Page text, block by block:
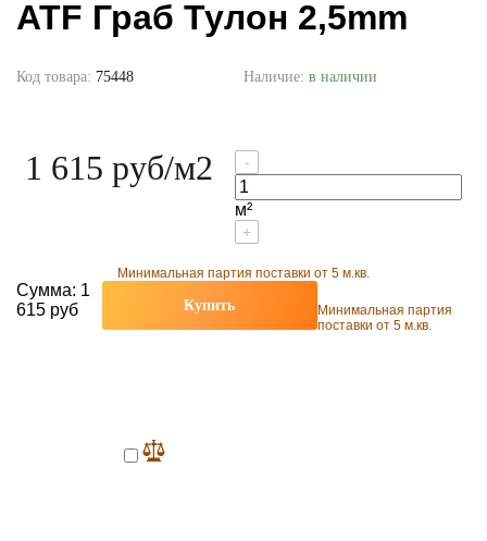
ATF Граб Тулон 2,5mm
Код товара: 75448 Наличие: в наличии
1 615 руб/м2 -
м²
+
Минимальная партия поставки от 5 м.кв.
Сумма: 1
615 руб
Купить
Минимальная партия
поставки от 5 м.кв.